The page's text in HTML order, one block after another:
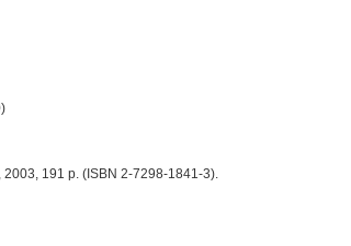
191 p. (ISBN 2-7298-1841-3).